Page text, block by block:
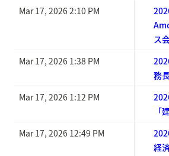
Mar 17, 2026 2:10 PM
ス
Mar 17, 2026 1:38 PM
務
Mar 17, 2026 1:12 PM
「
Mar 17, 2026 12:49 PM
経